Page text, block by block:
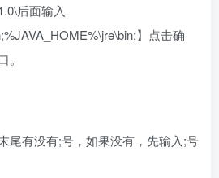
后面输入
】点击确
尾有没有;号，如果没有，先输入;号